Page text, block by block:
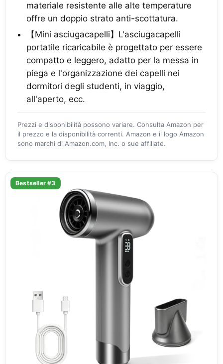
materiale resistente alle alte temperature
offre un doppio strato anti-scottatura.
【Mini asciugacapelli】L'asciugacapelli
portatile ricaricabile è progettato per essere
compatto e leggero, adatto per la messa in
piega e l'organizzazione dei capelli nei
dormitori degli studenti, in viaggio,
all'aperto, ecc.
Prezzi e disponibilità possono variare. Consulta Amazon per
il prezzo e la disponibilità correnti. Amazon e il logo Amazon
sono marchi di Amazon.com, Inc. o sue affiliate.
Bestseller #3